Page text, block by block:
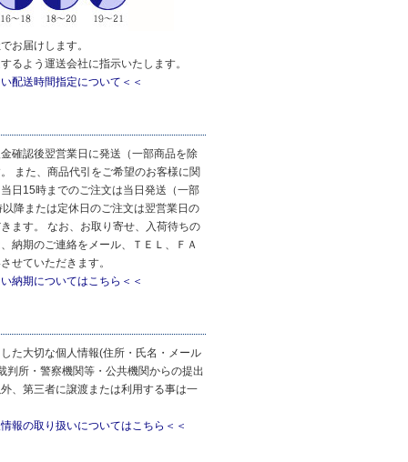
お届けします。
るよう運送会社に指示いたします。
配送時間指定について＜＜
確認後翌営業日に発送（一部商品を除
また、商品代引をご希望のお客様に関
日15時までのご注文は当日発送（一部
降または定休日のご注文は翌営業日の
ます。 なお、お取り寄せ、入荷待ちの
納期のご連絡をメール、ＴＥＬ、ＦＡ
せていただきます。
納期についてはこちら＜＜
た大切な個人情報(住所・氏名・メール
判所・警察機関等・公共機関からの提出
、第三者に譲渡または利用する事は一
報の取り扱いについてはこちら＜＜